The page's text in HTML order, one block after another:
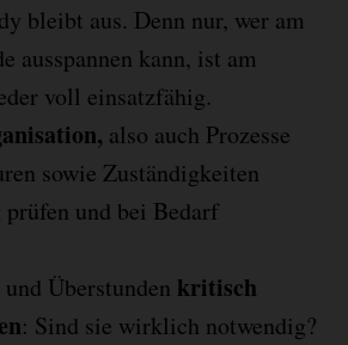
bleibt aus. Denn nur, wer am
ausspannen kann, ist am
voll einsatzfähig.
also auch Prozesse
sowie Zuständigkeiten
und bei Bedarf
Überstunden kritisch
: Sind sie wirklich notwendig?